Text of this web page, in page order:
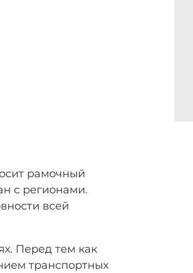
рамочный
с регионами.
всей
Перед тем как
транспортных